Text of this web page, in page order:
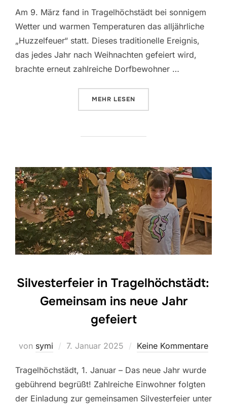
Am 9. März fand in Tragelhöchstädt bei sonnigem
Wetter und warmen Temperaturen das alljährliche
„Huzzelfeuer“ statt. Dieses traditionelle Ereignis,
das jedes Jahr nach Weihnachten gefeiert wird,
brachte erneut zahlreiche Dorfbewohner …
MEHR ÜBER „TRADITIONELLES
LESEN
Silvesterfeier in Tragelhöchstädt:
Gemeinsam ins neue Jahr
gefeiert
von symi
Veröffentlicht
7. Januar 2025 Keine Kommentare
Tragelhöchstädt, 1. Januar – Das neue Jahr wurde
gebührend begrüßt! Zahlreiche Einwohner folgten
der Einladung zur gemeinsamen Silvesterfeier unter